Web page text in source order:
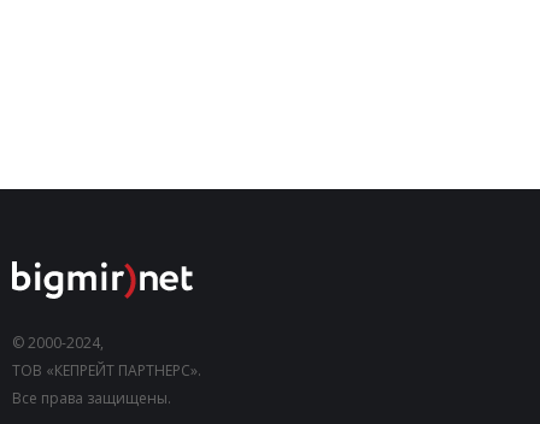
© 2000-2024,
ТОВ «КЕПРЕЙТ ПАРТНЕРС».
Все права защищены.